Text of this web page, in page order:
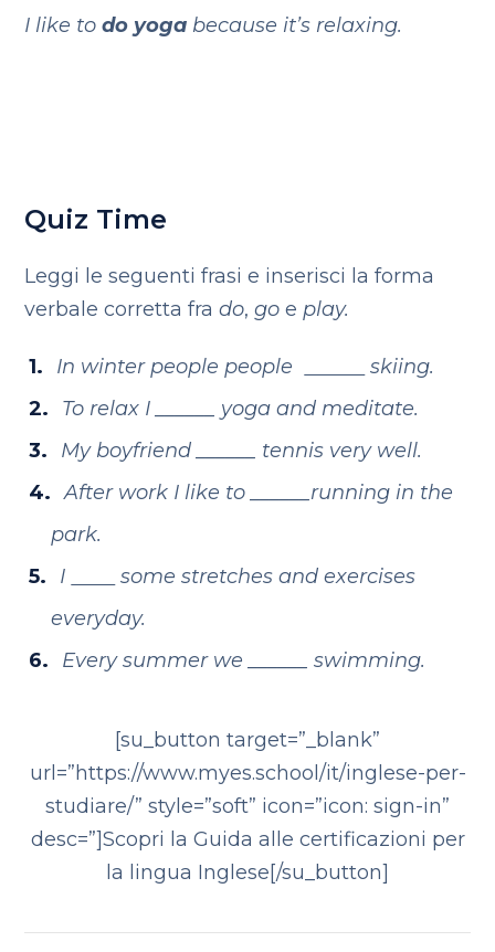
I like todo yoga because it’s relaxing.
Quiz Time
Leggi le seguenti frasi e inserisci la forma
verbale corretta frado,goe play.
In winter people people
skiing.
To relax I ______
yoga and meditate.
My boyfriend ______ tennis very well.
After work I like to ______running in the
park.
I
some stretches and exercises
everyday.
Every summer we ______ swimming.
[su_button target=”_blank”
url=”https://www.myes.school/it/inglese-per-
studiare/” style=”soft” icon=”icon: sign-in”
desc=”]Scopri la Guida alle certificazioni per
la lingua Inglese[/su_button]